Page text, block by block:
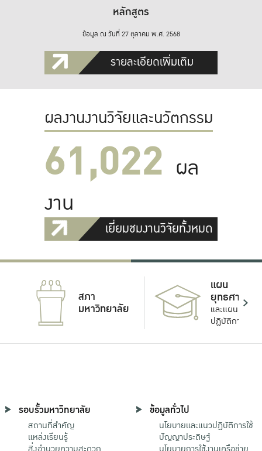
หลักสูตร
ข้อมูล ณ วันที่ 27 ตุลาคม พ.ศ. 2568
รายละเอียดเพิ่มเติม
ผลงานงานวิจัยและนวัตกรรม
61,022 ผล
งาน
เยี่ยมชมงานวิจัยทั้งหมด
สภา
มหาวิทยาลัย
แผน
ยุทธศาสตร์
และแผน
ปฏิบัติการ
รอบรั้วมหาวิทยาลัย
สถานที่สำคัญ
แหล่งเรียนรู้
ข้อมูลทั่วไป
นโยบายและแนวปฏิบัติการใช้
ปัญญาประดิษฐ์